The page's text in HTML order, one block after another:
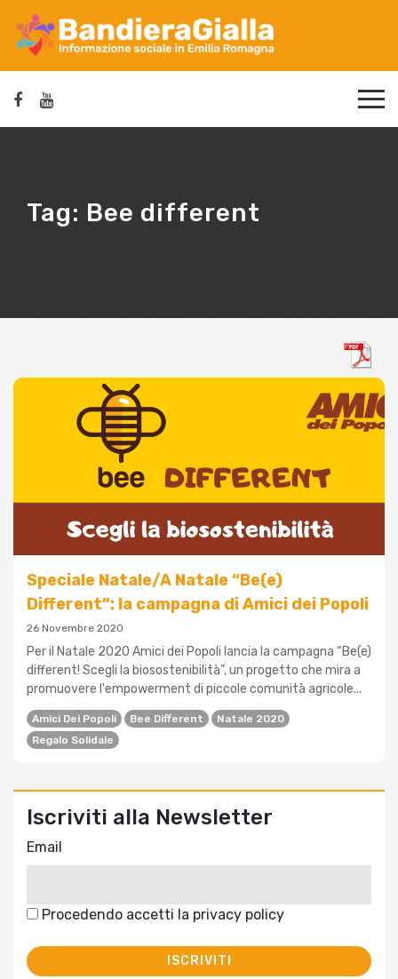
Tag: Bee different
Speciale Natale/A Natale “Be(e)
Different”: la campagna di Amici dei Popoli
26 Novembre 2020
Per il Natale 2020 Amici dei Popoli lancia la campagna “Be(e)
different! Scegli la biosostenibilità”, un progetto che mira a
promuovere l'empowerment di piccole comunità agricole...
Amici Dei Popoli Bee Different
Natale 2020
Regalo Solidale
Iscriviti alla Newsletter
Email
Procedendo accetti la privacy policy